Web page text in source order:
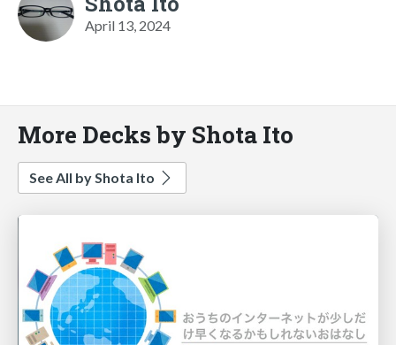
April 13, 2024
More Decks by Shota Ito
See All by Shota Ito